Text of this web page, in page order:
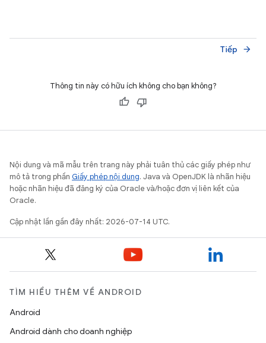
Tiếp arrow_forward
Thông tin này có hữu ích không cho bạn không?
Nội dung và mã mẫu trên trang này phải tuân thủ các giấy phép như
mô tả trong phần Giấy phép nội dung. Java và OpenJDK là nhãn hiệu
hoặc nhãn hiệu đã đăng ký của Oracle và/hoặc đơn vị liên kết của
Oracle.
Cập nhật lần gần đây nhất: 2026-07-14 UTC.
TÌM HIỂU THÊM VỀ ANDROID
Android
Android dành cho doanh nghiệp